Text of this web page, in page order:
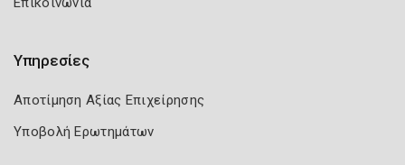
Υπηρεσίες
Αποτίμηση Αξίας Επιχείρησης
Υποβολή Ερωτημάτων